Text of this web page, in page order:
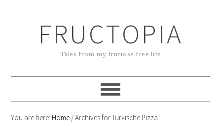
FRUCTOPIA
Tales from my fructose free life
You are here: Home /Archives for Türkische Pizza